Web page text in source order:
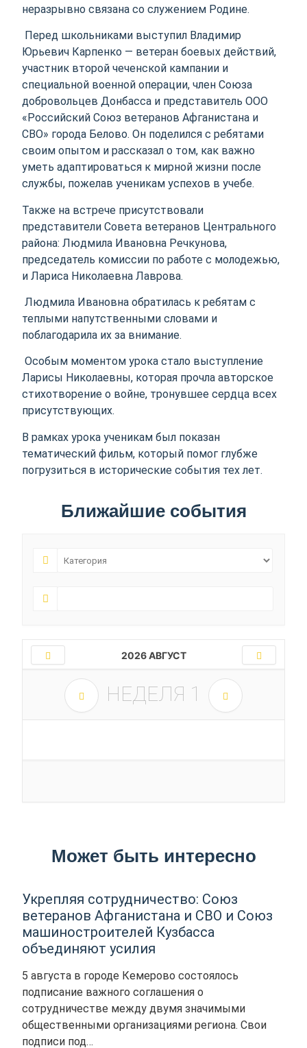
неразрывно связана со служением Родине.
Перед школьниками выступил Владимир
Юрьевич Карпенко — ветеран боевых действий,
участник второй чеченской кампании и
специальной военной операции, член Союза
добровольцев Донбасса и представитель ООО
«Российский Союз ветеранов Афганистана и
СВО» города Белово. Он поделился с ребятами
своим опытом и рассказал о том, как важно
уметь адаптироваться к мирной жизни после
службы, пожелав ученикам успехов в учебе.
Также на встрече присутствовали
представители Совета ветеранов Центрального
района: Людмила Ивановна Речкунова,
председатель комиссии по работе с молодежью,
и Лариса Николаевна Лаврова.
Людмила Ивановна обратилась к ребятам с
теплыми напутственными словами и
поблагодарила их за внимание.
Особым моментом урока стало выступление
Ларисы Николаевны, которая прочла авторское
стихотворение о войне, тронувшее сердца всех
присутствующих.
В рамках урока ученикам был показан
тематический фильм, который помог глубже
погрузиться в исторические события тех лет.
Ближайшие события
2026 АВГУСТ
НЕДЕЛЯ 1
Может быть интересно
Укрепляя сотрудничество: Союз
ветеранов Афганистана и СВО и Союз
машиностроителей Кузбасса
объединяют усилия
5 августа в городе Кемерово состоялось
подписание важного соглашения о
сотрудничестве между двумя значимыми
общественными организациями региона. Свои
подписи под…